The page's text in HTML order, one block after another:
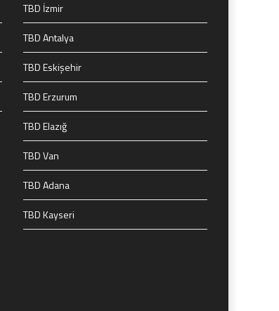
TBD İzmir
TBD Antalya
TBD Eskişehir
TBD Erzurum
TBD Elazığ
TBD Van
TBD Adana
TBD Kayseri